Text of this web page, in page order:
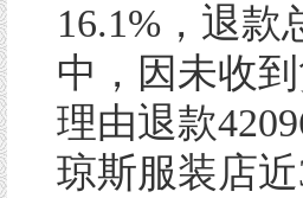
16.1%，退款
中，因未收
理由退款
琼斯服装店